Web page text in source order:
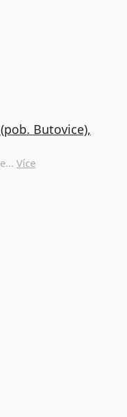
Butovice),
Více